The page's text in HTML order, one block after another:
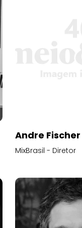
Andre Fischer
MixBrasil - Diretor